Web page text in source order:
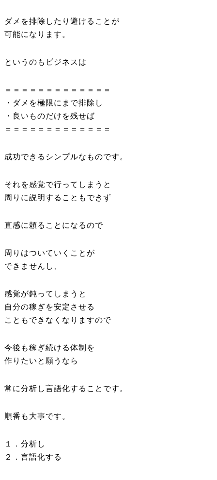
ダメを排除したり避けることが
可能になります。
というのもビジネスは
＝＝＝＝＝＝＝＝＝＝＝＝＝
・ダメを極限にまで排除し
・良いものだけを残せば
＝＝＝＝＝＝＝＝＝＝＝＝＝
成功できるシンプルなものです。
それを感覚で行ってしまうと
周りに説明することもできず
直感に頼ることになるので
周りはついていくことが
できませんし、
感覚が鈍ってしまうと
自分の稼ぎを安定させる
こともできなくなりますので
今後も稼ぎ続ける体制を
作りたいと願うなら
常に分析し言語化することです。
順番も大事です。
１．分析し
２．言語化する